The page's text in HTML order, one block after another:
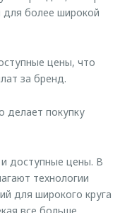
для более широкой
цены, что
за бренд.
делает покупку
и доступные цены. В
технологии
для широкого круга